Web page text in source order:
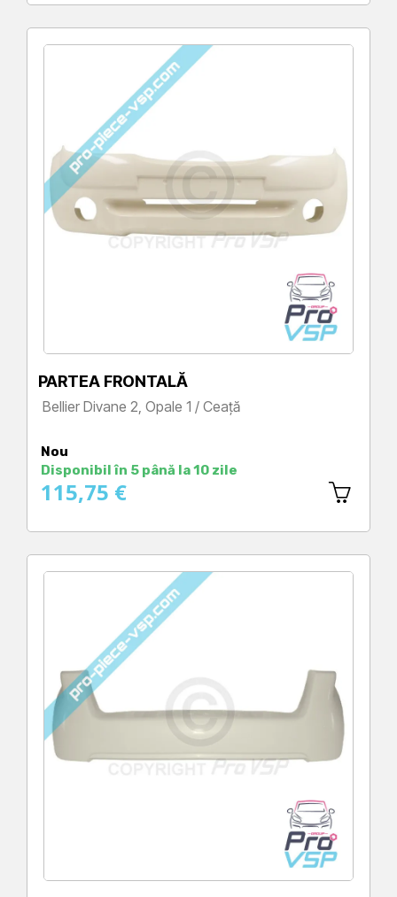
PARTEA FRONTALĂ
Bellier Divane 2, Opale 1 / Ceață
Nou
Disponibil în 5 până la 10 zile
115,75 €